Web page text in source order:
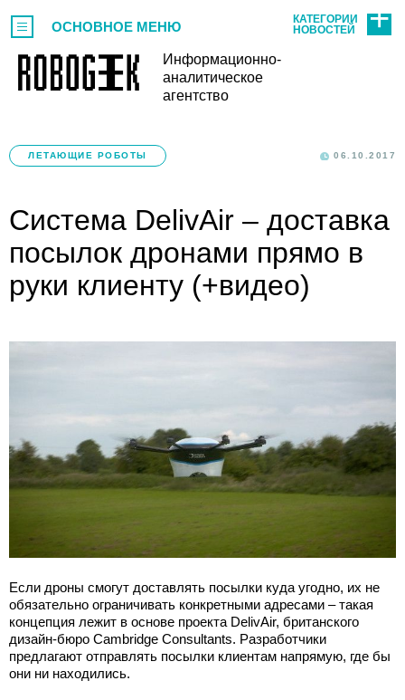
Информационно-
аналитическое
агентство
ОСНОВНОЕ МЕНЮ
КАТЕГОРИИ
НОВОСТЕЙ
ЛЕТАЮЩИЕ РОБОТЫ 06.10.2017
Система DelivAir – доставка
посылок дронами прямо в
руки клиенту (+видео)
Если дроны смогут доставлять посылки куда угодно, их не
обязательно ограничивать конкретными адресами – такая
концепция лежит в основе проекта DelivAir, британского
дизайн-бюро Cambridge Consultants. Разработчики
предлагают отправлять посылки клиентам напрямую, где бы
они ни находились.